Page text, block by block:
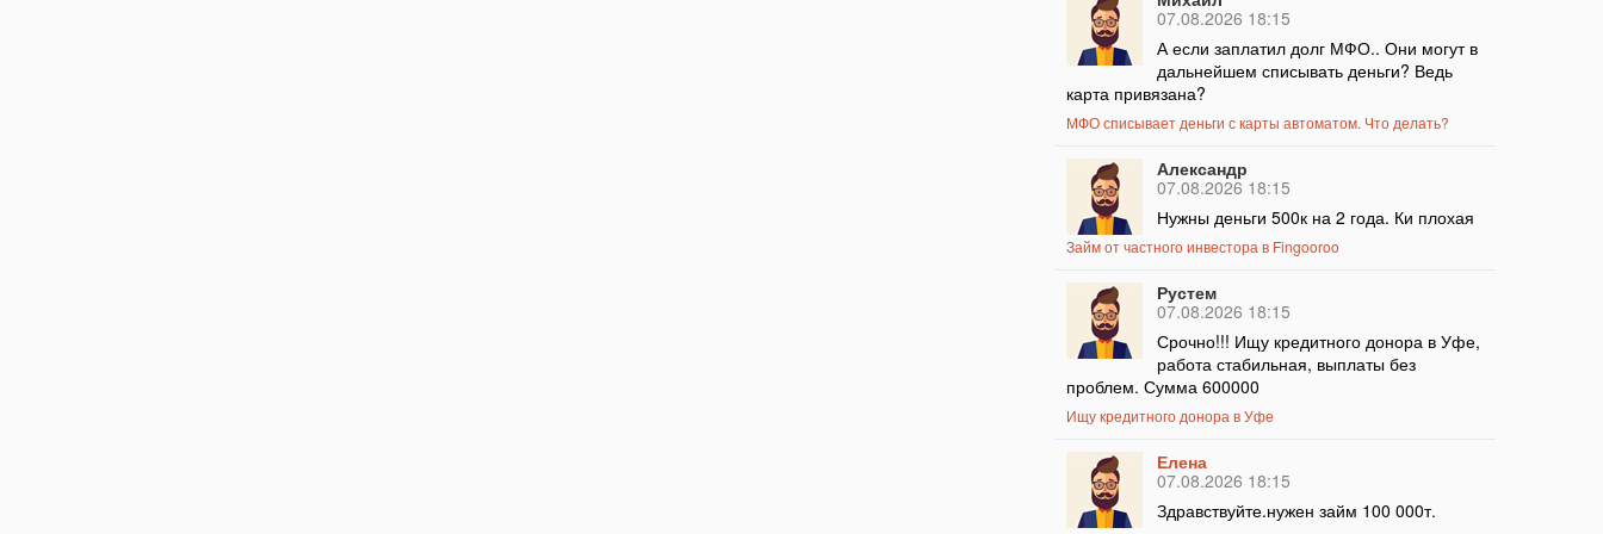
07.08.2026 18:15
А если заплатил долг МФО.. Они могут в
дальнейшем списывать деньги? Ведь
карта привязана?
МФО списывает деньги с карты автоматом. Что делать?
Александр
07.08.2026 18:15
Нужны деньги 500к на 2 года. Ки плохая
Займ от частного инвестора в Fingooroo
Рустем
07.08.2026 18:15
Срочно!!! Ищу кредитного донора в Уфе,
работа стабильная, выплаты без
проблем. Сумма 600000
Ищу кредитного донора в Уфе
Елена
07.08.2026 18:15
Здравствуйте.нужен займ 100 000т.